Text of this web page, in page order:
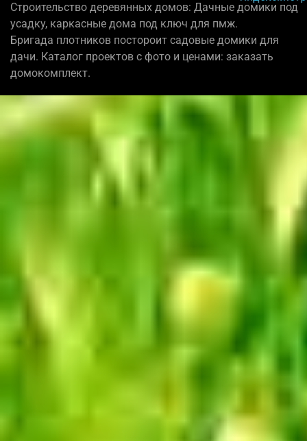
Строительство деревянных домов: Дачные домики под
усадку, каркасные дома под ключ для пмж.
Бригада плотников постороит садовые домики для
дачи. Каталог проектов с фото и ценами: заказать
домокомплект.